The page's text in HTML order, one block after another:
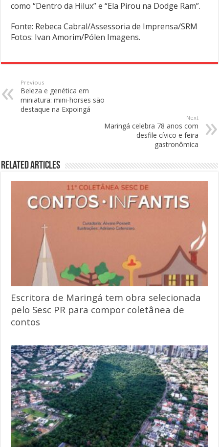
como “Dentro da Hilux” e “Ela Pirou na Dodge Ram”.
Fonte: Rebeca Cabral/Assessoria de Imprensa/SRM
Fotos: Ivan Amorim/Pólen Imagens.
Previous
Beleza e genética em
miniatura: mini-horses são
destaque na Expoingá
Next
Maringá celebra 78 anos com
desfile cívico e feira
gastronômica
Related Articles
Escritora de Maringá tem obra selecionada
pelo Sesc PR para compor coletânea de
contos